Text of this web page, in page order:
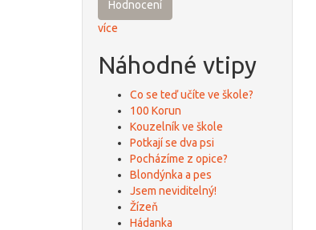
Hodnocení
více
Náhodné vtipy
Co se teď učíte ve škole?
100 Korun
Kouzelník ve škole
Potkají se dva psi
Pocházíme z opice?
Blondýnka a pes
Jsem neviditelný!
Žízeň
Hádanka